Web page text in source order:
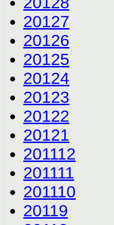
20127
20126
20125
20124
20123
20122
20121
201112
201111
201110
20119